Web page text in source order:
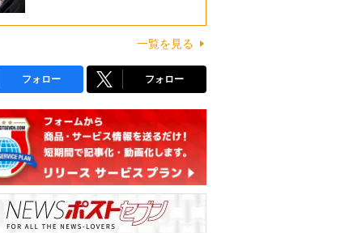
一覧を見る
フォロー フォロー